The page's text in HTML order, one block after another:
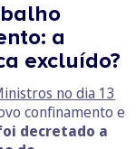
a
excluído?
no dia 13
confinamento e
decretado a